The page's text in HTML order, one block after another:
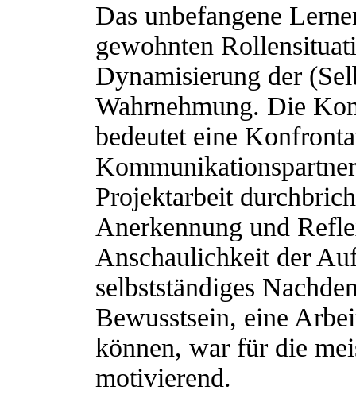
Das unbefangene
gewohnten
Dynamisierung der
Wahrnehmung. Die
bedeutet eine
Projektarbeit
Anerkennung und
Anschaulichkeit der
selbstständiges
Bewusstsein, eine
können, war für die
motivierend.